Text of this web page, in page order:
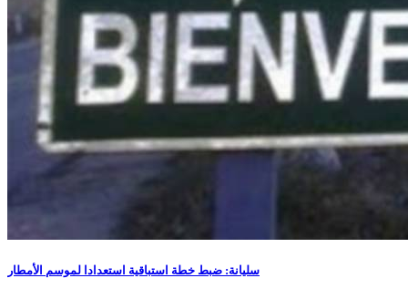
سليانة: ضبط خطة استباقية استعدادا لموسم الأمطار